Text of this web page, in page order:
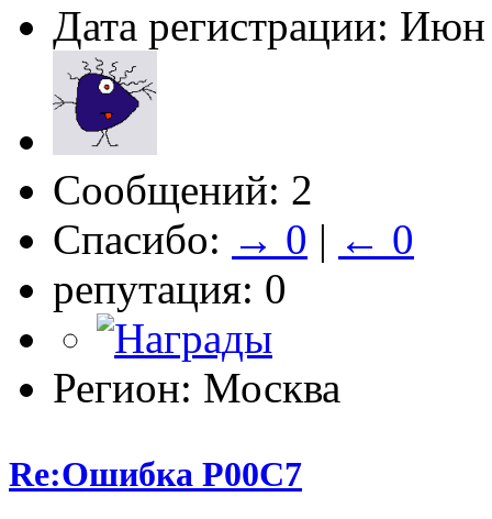
Дата регистрации:
Сообщений: 2
Спасибо: → 0 | ← 0
репутация: 0
Регион: Москва
Re:Ошибка P00C7